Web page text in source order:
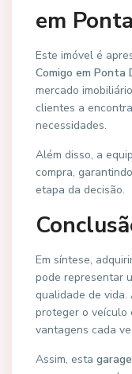
em
Este imóvel é
Comigo em Ponta
mercado
clientes a
necessidades.
Além disso, a
compra,
etapa da decisão.
Em síntese,
pode representar
qualidade de
proteger o veículo
vantagens cada
Assim, esta